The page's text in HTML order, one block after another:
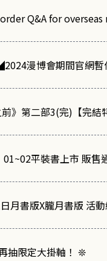
Q&A for overseas
漫博會期間官網
》第二部3(完)【完
平裝書上市 販
月書版X朧月書版 活
抽限定大掛軸！ ❊